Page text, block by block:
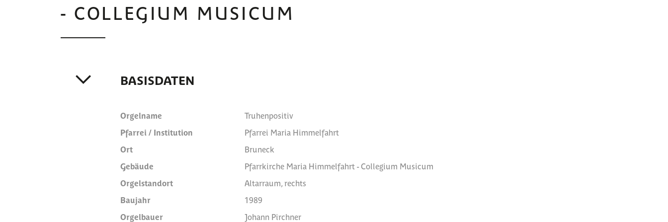
- COLLEGIUM MUSICUM
BASISDATEN
Orgelname
Truhenpositiv
Pfarrei / Institution
Pfarrei Maria Himmelfahrt
Ort
Bruneck
Gebäude
Pfarrkirche Maria Himmelfahrt - Collegium Musicum
Orgelstandort
Altarraum, rechts
Baujahr
1989
Orgelbauer
Johann Pirchner